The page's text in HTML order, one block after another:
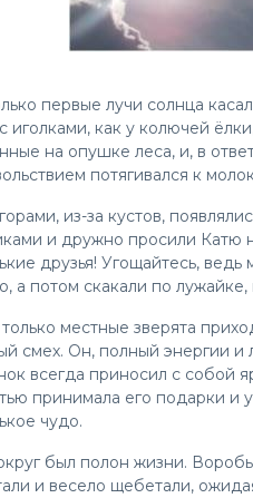
первые лучи солнца
иголками, как у колючей
на опушке леса, и, в
потягивался к
из-за кустов,
и дружно просили Катю
друзья! Угощайтесь,
а потом скакали по лужайке,
местные зверята
смех. Он, полный энергии и
всегда приносил с собой
принимала его подарки и
чудо.
был полон жизни.
и весело щебетали,